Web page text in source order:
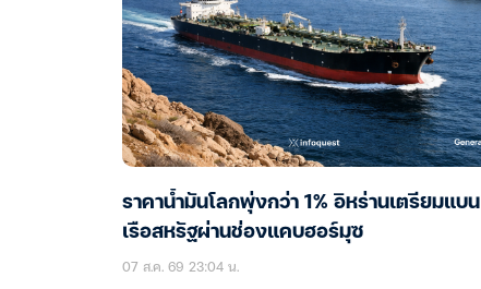
ราคาน้ำมันโลกพุ่งกว่า 1% อิหร่านเตรียมแบน
เรือสหรัฐผ่านช่องแคบฮอร์มุซ
07 ส.ค. 69 23:04 น.